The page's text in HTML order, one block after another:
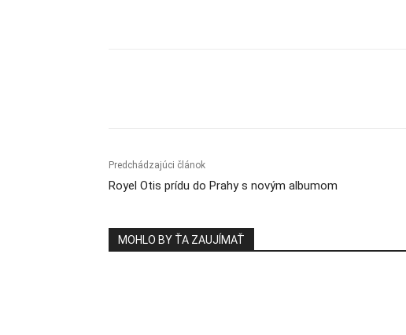
Predchádzajúci článok
Royel Otis prídu do Prahy s novým albumom
MOHLO BY ŤA ZAUJÍMAŤ